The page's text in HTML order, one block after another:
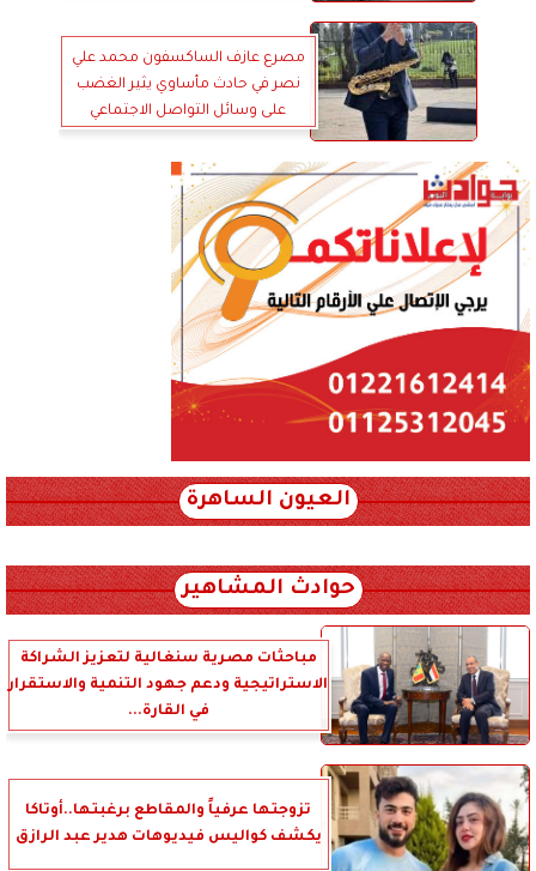
مصرع عازف الساكسفون محمد علي
نصر في حادث مأساوي يثير الغضب
على وسائل التواصل الاجتماعي
العيون الساهرة
حوادث المشاهير
مباحثات مصرية سنغالية لتعزيز الشراكة
الاستراتيجية ودعم جهود التنمية والاستقرار
في القارة...
تزوجتها عرفياً والمقاطع برغبتها..أوتاكا
يكشف كواليس فيديوهات هدير عبد الرازق